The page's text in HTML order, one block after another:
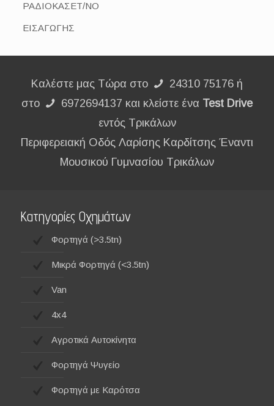
ΡΑΔΙΟΚΑΣΕΤ/ΝΟ
ΕΙΣΑΓΩΓΗΣ
Καλέστε μας Τώρα στο
24310 75176 ή
στο
6972694137 και κλείστε ένα Test Drive
εντός Τρικάλων
Περιφερειακή Οδός Λαρίσης Καρδίτσης Έναντι
Μουσικού Γυμνασίου Τρικάλων
Κατηγορίες Οχημάτων
Φορτηγά (>3.5tn)
Μικρά Φορτηγά (<3.5tn)
Van
4x4
Αγροτικά Αυτοκίνητα
Φορτηγά Ψυγείο
Φορτηγά με Καρότσα